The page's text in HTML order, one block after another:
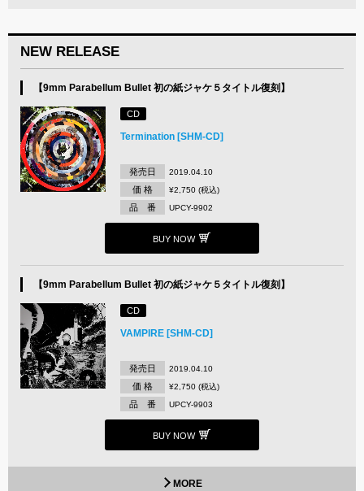
NEW RELEASE
【9mm Parabellum Bullet 初の紙ジャケ５タイトル復刻】
CD
Termination [SHM-CD]
発売日 2019.04.10
価 格 ¥2,750 (税込)
品 番 UPCY-9902
BUY NOW
【9mm Parabellum Bullet 初の紙ジャケ５タイトル復刻】
CD
VAMPIRE [SHM-CD]
発売日 2019.04.10
価 格 ¥2,750 (税込)
品 番 UPCY-9903
BUY NOW
MORE